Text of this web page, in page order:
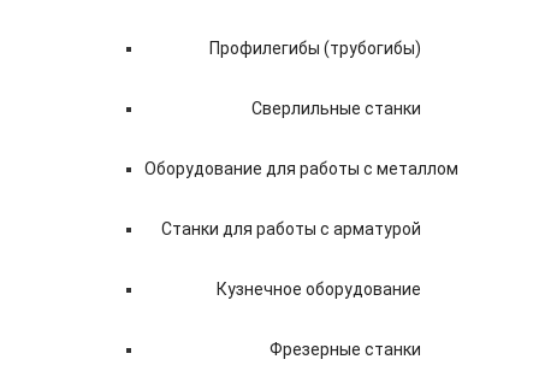
Профилегибы (трубогибы)
Сверлильные станки
Оборудование для работы с металлом
Станки для работы с арматурой
Кузнечное оборудование
Фрезерные станки